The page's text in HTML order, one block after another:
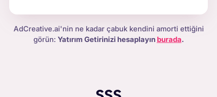
AdCreative.ai'nin ne kadar çabuk kendini amorti ettiğini
görün: Yatırım Getirinizi hesaplayın burada.